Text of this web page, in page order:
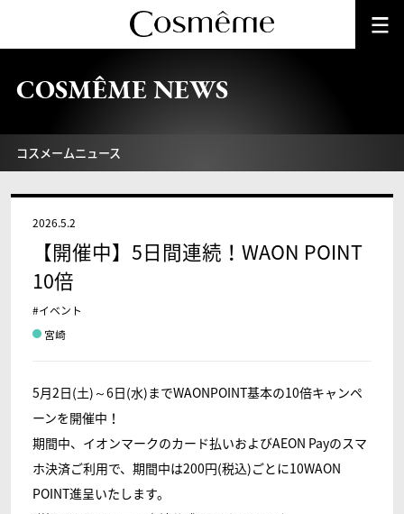
COSMÊME NEWS
コスメームニュース
2026.5.2
【開催中】5日間連続！WAON POINT
10倍
#イベント
宮崎
5月2日(土)～6日(水)までWAONPOINT基本の10倍キャンペ
ーンを開催中！
期間中、イオンマークのカード払いおよびAEON Payのスマ
ホ決済ご利用で、期間中は200円(税込)ごとに10WAON
POINT進呈いたします。